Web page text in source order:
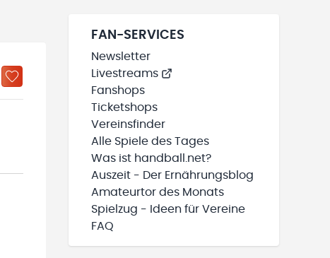
FAN-SERVICES
Newsletter
Livestreams
Fanshops
Ticketshops
Vereinsfinder
Alle Spiele des Tages
Was ist handball.net?
Auszeit - Der Ernährungsblog
Amateurtor des Monats
Spielzug - Ideen für Vereine
FAQ